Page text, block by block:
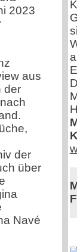
2023
aus
der
der
über
Navé